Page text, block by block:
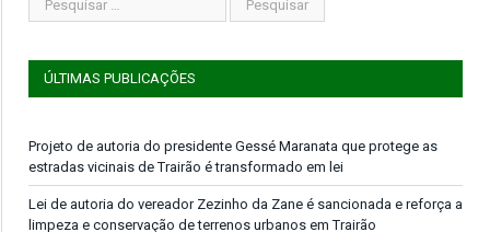
ÚLTIMAS PUBLICAÇÕES
Projeto de autoria do presidente Gessé Maranata que protege as
estradas vicinais de Trairão é transformado em lei
Lei de autoria do vereador Zezinho da Zane é sancionada e reforça a
limpeza e conservação de terrenos urbanos em Trairão